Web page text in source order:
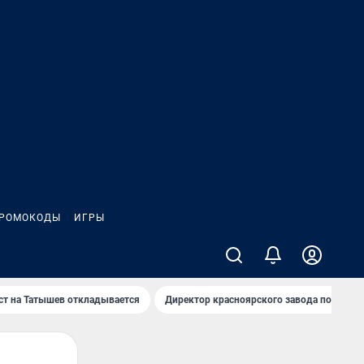
ИГРЫ
на Татышев откладывается Директор красноярского завода под